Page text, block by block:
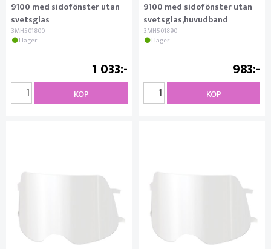
9100 med sidofönster utan
svetsglas
3MH501800
I lager
1 033
KÖP
9100 med sidofönster utan
svetsglas,huvudband
3MH501890
I lager
983
KÖP